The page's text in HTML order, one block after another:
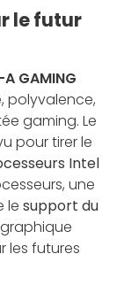
le futur
GAMING
polyvalence,
gaming. Le
pour tirer le
Intel
une
le support du
les futures